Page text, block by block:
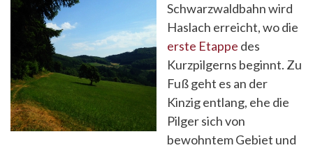
Schwarzwaldbahn wird
Haslach erreicht, wo die
erste Etappe des
Kurzpilgerns beginnt. Zu
Fuß geht es an der
Kinzig entlang, ehe die
Pilger sich von
bewohntem Gebiet und